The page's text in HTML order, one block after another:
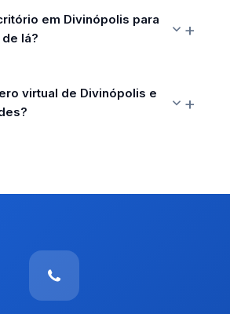
em Divinópolis para
lá?
virtual de Divinópolis e